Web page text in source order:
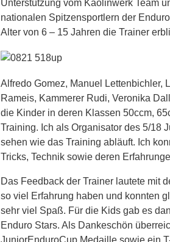
Unterstützung vom Kaolinwerk Team
nationalen Spitzensportlern der
Alter von 6 – 15 Jahren die Trainer
Alfredo Gomez, Manuel Lettenbichler,
Rameis, Kammerer Rudi, Veronika
die Kinder in deren Klassen 50ccm,
Training. Ich als Organisator des 5/18
sehen wie das Training abläuft. Ich
Tricks, Technik sowie deren
Das Feedback der Trainer lautete mit
so viel Erfahrung haben und konnten
sehr viel Spaß. Für die Kids gab es
Enduro Stars. Als Dankeschön
JuniorEnduroCup Medaille sowie ein